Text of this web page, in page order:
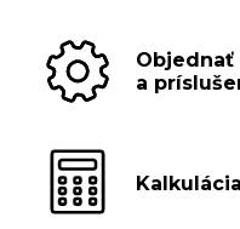
Objednať
a